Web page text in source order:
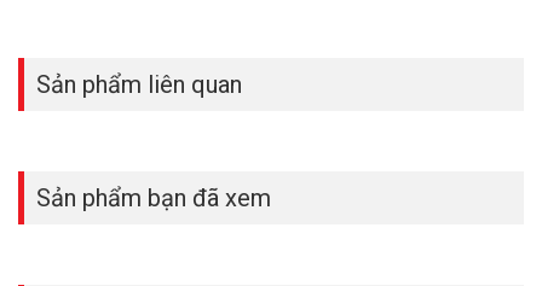
– Hỗ trợ 16 thư viện ảnh, tối đa 20,000 ảnh khuôn mặt
– Hỗ trợ 8 kênh phân biệt chuyển động người/phương tiện
– Nguồn cấp: 12 VDC, 1.5 A
– Trọng lượng” <1kg
– Xuất xứ: Trung Quốc.
Sản phẩm liên quan
Sản phẩm bạn đã xem